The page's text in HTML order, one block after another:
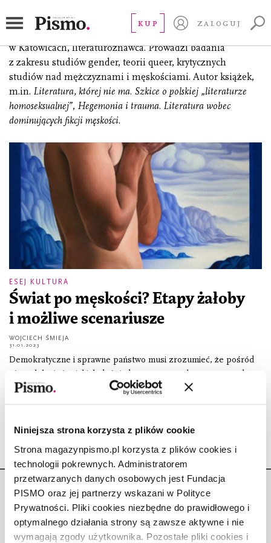
Niniejsza strona korzysta z plików cookie
Strona magazynpismo.pl korzysta z plików cookies i
technologii pokrewnych. Administratorem
przetwarzanych danych osobowych jest Fundacja
PISMO oraz jej partnerzy wskazani w Polityce
Prywatności. Pliki cookies niezbędne do prawidłowego i
optymalnego działania strony są zawsze aktywne i nie
wymagają zgody użytkownika. Pozostałe pliki cookies i
KUP ZALOGUJ
(ur. 1977), dr hab. prof. Uniwersytetu Śląskiego
w Katowicach, literaturoznawca. Prowadzi badania
z zakresu studiów gender, teorii queer, krytycznych
studiów nad mężczyznami i męskościami. Autor książek,
m.in. Literatura, której nie ma. Szkice o polskiej „literaturze
homoseksualnej”, Hegemonia i trauma. Literatura wobec
dominujących fikcji męskości.
ESEJ KULTURA
Świat po męskości? Etapy żałoby
i możliwe scenariusze
WOJCIECH ŚMIEJA
31.01.2023
Demokratyczne i sprawne państwo musi zrozumieć, że pośród
różnych końców, jakich doświadcza nasza epoka, mamy też do
czynienia z kresem męskości, jaką dotychczas znaliśmy. Powrotu
Copyright © Fundacja Pismo